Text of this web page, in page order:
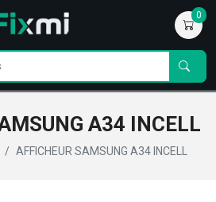
0
A34 INCELL
AFFICHEUR SAMSUNG A34 INCELL